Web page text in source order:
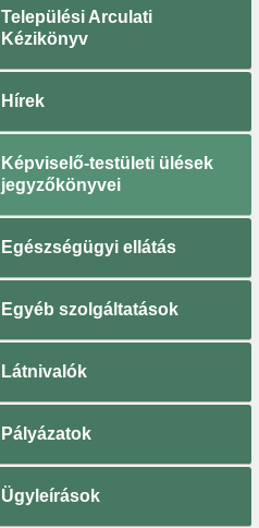
Települési Arculati
Kézikönyv
Hírek
Képviselő-testületi ülések
jegyzőkönyvei
Egészségügyi ellátás
Egyéb szolgáltatások
Látnivalók
Pályázatok
Ügyleírások